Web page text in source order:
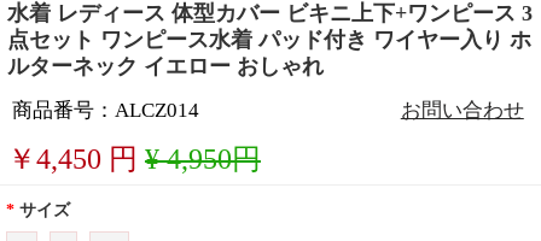
水着 レディース 体型カバー ビキニ上下+ワンピース 3
点セット ワンピース水着 パッド付き ワイヤー入り ホ
ルターネック イエロー おしゃれ
商品番号：ALCZ014 お問い合わせ
￥4,450 円 ¥ 4,950円
* サイズ